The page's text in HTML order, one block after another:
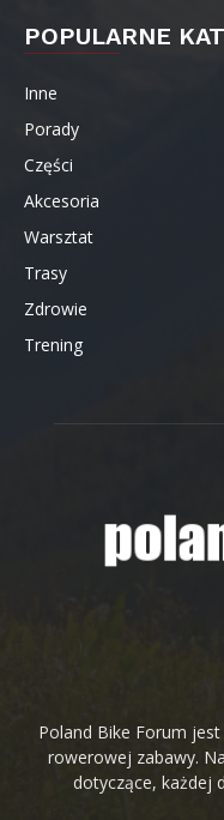
POPULARNE
Inne
Porady
Części
Akcesoria
Warsztat
Trasy
Zdrowie
Trening
Poland Bike Forum
rowerowej zabawy.
dotyczące, każdej